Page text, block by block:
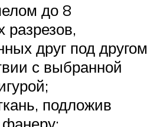
до 8
разрезов,
друг под другом
с выбранной
подложив